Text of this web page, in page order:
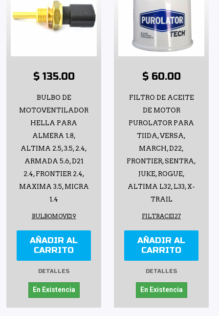
$ 135.00
BULBO DE
MOTOVENTILADOR
HELLA PARA
ALMERA 1.8,
ALTIMA 2.5, 3.5, 2.4,
ARMADA 5.6, D21
2.4, FRONTIER 2.4,
MAXIMA 3.5, MICRA
1.4
BULBOMOVE19
AÑADIR AL
CARRITO
DETALLES
En Existencia
$ 60.00
FILTRO DE ACEITE
DE MOTOR
PUROLATOR PARA
TIIDA, VERSA,
MARCH, D22,
FRONTIER, SENTRA,
JUKE, ROGUE,
ALTIMA L32, L33, X-
TRAIL
FILTRACEI27
AÑADIR AL
CARRITO
DETALLES
En Existencia